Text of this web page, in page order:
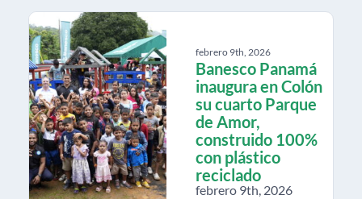
febrero 9th, 2026
Banesco Panamá
inaugura en Colón
su cuarto Parque
de Amor,
construido 100%
con plástico
reciclado
febrero 9th, 2026